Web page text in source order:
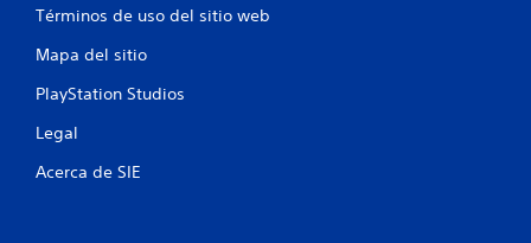
Términos de uso del sitio web
Mapa del sitio
PlayStation Studios
Legal
Acerca de SIE